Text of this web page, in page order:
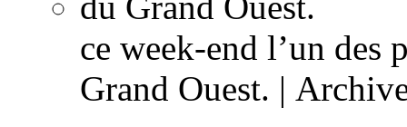
ce week-end l’un des
Grand Ouest. |